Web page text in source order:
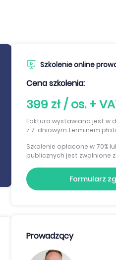
Szkolenie online
Cena szkolenia:
399 zł / os. +
Faktura wystawiana jest w
z 7-dniowym terminem
Szkolenie opłacone w 70%
publicznych jest zwolnione
Formularz
Prowadzący